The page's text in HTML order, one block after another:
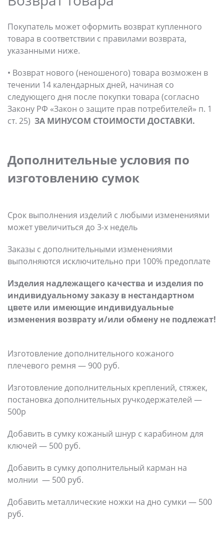
Покупатель может оформить возврат купленного
товара в соответствии с правилами возврата,
указанными ниже.
• Возврат нового (неношеного) товара возможен в
течении 14 календарных дней, начиная со
следующего дня после покупки товара (согласно
Закону РФ «Закон о защите прав потребителей» п. 1
ст. 25) ЗА МИНУСОМ СТОИМОСТИ ДОСТАВКИ.
Дополнительные условия по
изготовлению сумок
Срок выполнения изделий с любыми изменениями
может увеличиться до 3-х недель
Заказы с дополнительными изменениями
выполняются исключительно при 100% предоплате
Изделия надлежащего качества и изделия по
индивидуальному заказу в нестандартном
цвете или имеющие индивидуальные
изменения возврату и/или обмену не подлежат!
Изготовление дополнительного кожаного
плечевого ремня — 900 руб.
Изготовление дополнительных креплений, стяжек,
постановка дополнительных ручкодержателей —
500р
Добавить в сумку кожаный шнур с карабином для
ключей — 500 руб.
Добавить в сумку дополнительный карман на
молнии — 500 руб.
Добавить металлические ножки на дно сумки — 500
руб.